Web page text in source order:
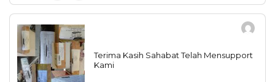
Terima Kasih Sahabat Telah Mensupport
Kami